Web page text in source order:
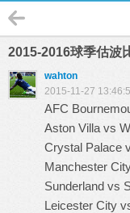
2015-2016球季估波
wahton
2015-11-27
AFC
Aston Villa vs
Crystal Palace
Manchester
Sunderland
Leicester City